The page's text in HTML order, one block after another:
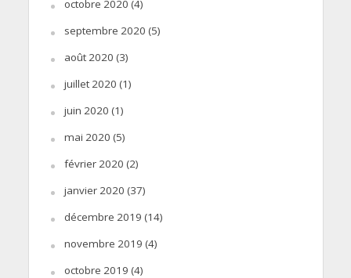
octobre 2020 (4)
septembre 2020 (5)
août 2020 (3)
juillet 2020 (1)
juin 2020 (1)
mai 2020 (5)
février 2020 (2)
janvier 2020 (37)
décembre 2019 (14)
novembre 2019 (4)
octobre 2019 (4)